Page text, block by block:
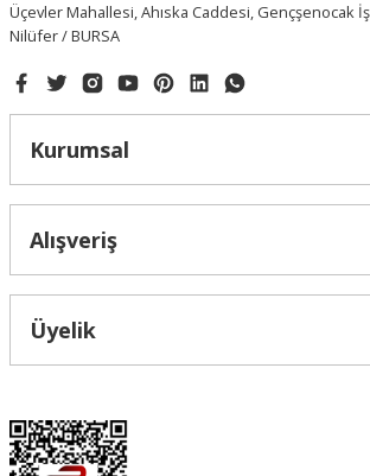
Üçevler Mahallesi, Ahıska Caddesi, Gençşenocak
Nilüfer / BURSA
Kurumsal
Alışveriş
Üyelik